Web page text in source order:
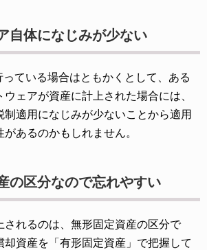
自体になじみが少ない
ている場合はともかくとして、ある
ェアが資産に計上された場合には、
制適用になじみが少ないことから適用
あるのかもしれません。
の区分なので忘れやすい
されるのは、無形固定資産の区分で
却資産を「有形固定資産」で把握して